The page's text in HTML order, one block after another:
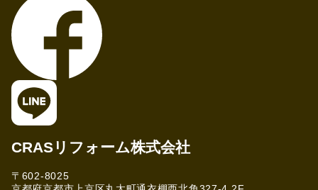
CRASリフォーム株式会社
〒602-8025